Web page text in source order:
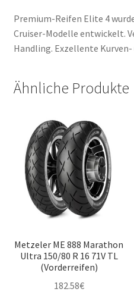
Premium-Reifen Elite 4
Cruiser-Modelle entwickelt.
Handling. Exzellente
Ähnliche Produkte
Metzeler ME 888 Marathon
Ultra 150/80 R 16 71V TL
(Vorderreifen)
182.58€